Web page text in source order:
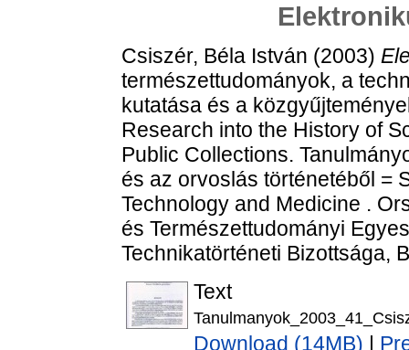
Csiszér, Béla István (2003)
természettudományok, a
kutatása és a
Research into the History of
Public Collections.
és az orvoslás történetéből =
Technology and Medicine .
és Természettudományi
Technikatörténeti Bizottsága,
Text
Download (14MB)